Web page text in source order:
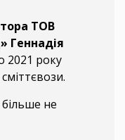
ТОВ
Геннадія
2021 року
не